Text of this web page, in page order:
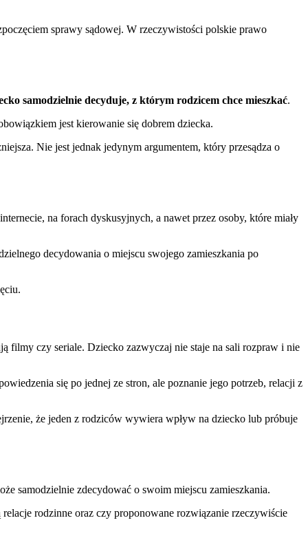
sprawy sądowej. W rzeczywistości polskie prawo
samodzielnie decyduje, z którym rodzicem chce mieszkać.
jest kierowanie się dobrem dziecka.
Nie jest jednak jedynym argumentem, który przesądza o
na forach dyskusyjnych, a nawet przez osoby, które miały
decydowania o miejscu swojego zamieszkania po
filmy czy seriale. Dziecko zazwyczaj nie staje na sali rozpraw i nie
się po jednej ze stron, ale poznanie jego potrzeb, relacji z
że jeden z rodziców wywiera wpływ na dziecko lub próbuje
samodzielnie zdecydować o swoim miejscu zamieszkania.
rodzinne oraz czy proponowane rozwiązanie rzeczywiście